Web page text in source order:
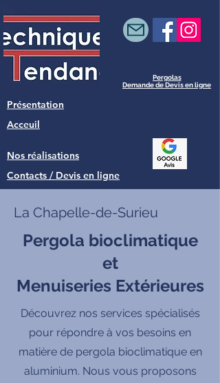
Demande de Devis en ligne
Pergolas
Présentation
Nos réalisations
Contacts / Devis en ligne
Acceuil
La Chapelle-de-Surieu
Pergola bioclimatique
et
Menuiseries Extérieures
Découvrez nos services spécialisés
pour répondre à vos besoins en
matière de pergola bioclimatique en
aluminium. Nous vous proposons